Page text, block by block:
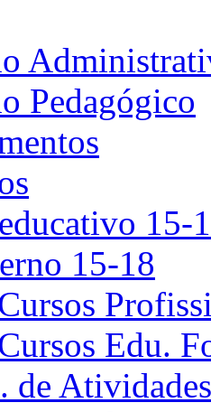
Pedagógico
15-
15-18
Edu.
de Atividades